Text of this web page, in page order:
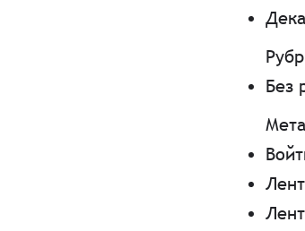
Без
Мета